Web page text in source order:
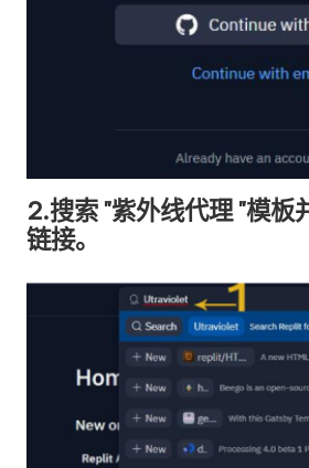
2.搜索 "紫外线代理 "模板
链接。